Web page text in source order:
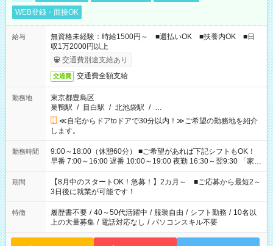
WEB登録・面接OK
給与
無資格未経験：時給1500円～ ■週払いOK ■扶養内OK ■日
収1万2000円以上
交通費別途支給あり
交通費 交通費全額支給
勤務地
東京都豊島区
巣鴨駅 / 目白駅 / 北池袋駅 / …
≪自宅からドアtoドアで30分以内！≫ご希望の勤務地を紹介
します。
勤務時間
9:00～18:00（休憩60分） ■ご希望があれば下記シフトもOK！
早番 7:00～16:00 遅番 10:00～19:00 夜勤 16:30～翌9:30 「家族
と休みを合わせたい」 「余裕を持って夕飯の準備がしたい」
「できれば残業はしたくない」 など、ご希望を教えてください
ね。 ※Wワーク希望の方へ 今ご覧のお仕事で希望する勤務時間
と、もう1つのお仕事の勤務時間。 合計で週40時間を超える場
合は応募できません。
期間
【8月中のスタートOK！急募！】2カ月～ ■ご応募から最短2～
3日後に就業が可能です！
特徴 履歴書不要 / 40～50代活躍中 / 服装自由 / シフト勤務 / 10名以
上の大量募集 / 電話対応なし / パソコンスキル不要